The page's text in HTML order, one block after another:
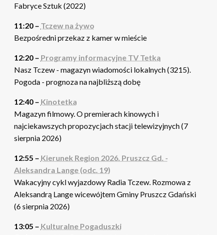
Fabryce Sztuk (2022)
11:20 – Tczew na żywo
Bezpośredni przekaz z kamer w mieście
12:20 – Programy informacyjne TV Tetka
Nasz Tczew - magazyn wiadomości lokalnych (3215).
Pogoda - prognoza na najbliższą dobę
12:40 – Kinotetka
Magazyn filmowy. O premierach kinowych i
najciekawszych propozycjach stacji telewizyjnych (7
sierpnia 2026)
12:55 – Kierunek Region 2026. Pruszcz Gd. -
Aleksandra Lange (odc. 19)
Wakacyjny cykl wyjazdowy Radia Tczew. Rozmowa z
Aleksandrą Lange wicewójtem Gminy Pruszcz Gdański
(6 sierpnia 2026)
13:05 – Kulturalne Pogaduszki